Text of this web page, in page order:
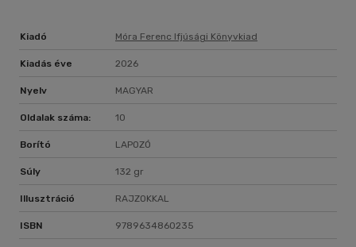
Kiadó Móra Ferenc Ifjúsági Könyvkiad
Kiadás éve 2026
Nyelv MAGYAR
Oldalak száma: 10
Borító LAPOZÓ
Súly 132 gr
Illusztráció RAJZOKKAL
ISBN 9789634860235